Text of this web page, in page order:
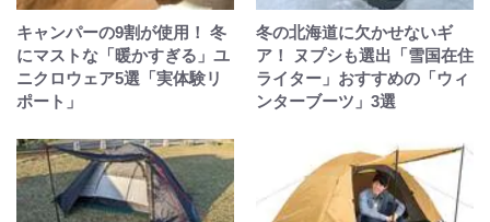
キャンパーの9割が使用！ 冬
にマストな「暖かすぎる」ユ
ニクロウェア5選「実体験リ
ポート」
冬の北海道に欠かせないギ
ア！ ヌプシも選出「雪国在住
ライター」おすすめの「ウィ
ンターブーツ」3選